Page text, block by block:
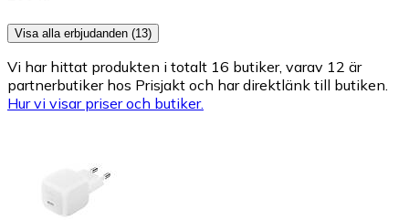
Visa alla erbjudanden (13)
Vi har hittat produkten i totalt 16 butiker, varav 12 är
partnerbutiker hos Prisjakt och har direktlänk till butiken.
Hur vi visar priser och butiker.